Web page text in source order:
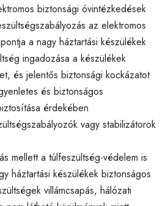
biztonsági óvintézkedések
az elektromos
a nagy háztartási készülékek
ingadozása a készülékek
és jelentős biztonsági kockázatot
és biztonságos
érdekében
vagy stabilizátorok
mellett a túlfeszültség-védelem is
háztartási készülékek biztonságos
villámcsapás, hálózati